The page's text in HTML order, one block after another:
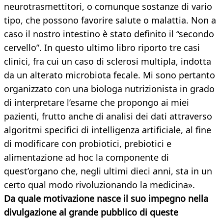
neurotrasmettitori, o comunque sostanze di vario
tipo, che possono favorire salute o malattia. Non a
caso il nostro intestino è stato definito il “secondo
cervello”. In questo ultimo libro riporto tre casi
clinici, fra cui un caso di sclerosi multipla, indotta
da un alterato microbiota fecale. Mi sono pertanto
organizzato con una biologa nutrizionista in grado
di interpretare l’esame che propongo ai miei
pazienti, frutto anche di analisi dei dati attraverso
algoritmi specifici di intelligenza artificiale, al fine
di modificare con probiotici, prebiotici e
alimentazione ad hoc la componente di
quest’organo che, negli ultimi dieci anni, sta in un
certo qual modo rivoluzionando la medicina».
Da quale motivazione nasce il suo impegno nella
divulgazione al grande pubblico di queste